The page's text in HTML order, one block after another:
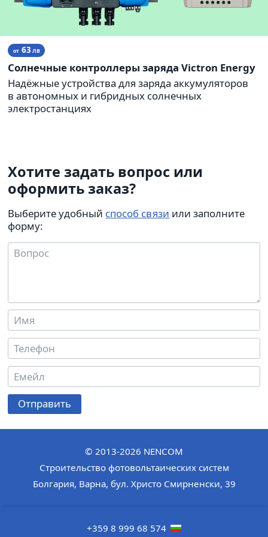
от63 ЛВ
Солнечные контроллеры заряда Victron Energy
Надёжные устройства для заряда аккумуляторов
в автономных и гибридных солнечных
электростанциях
Хотите задать вопрос или
оформить заказ?
Выберите удобный способ связи или заполните
форму:
Отправить
© 2013-2026 NENCOM
Строительство фотовольтаических систем
Болгария, Варна, бул. Христо Смирненски, 39
+359 8 999 68 574